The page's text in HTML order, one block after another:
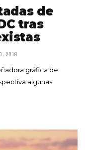
de
tras
2018
gráfica de
algunas